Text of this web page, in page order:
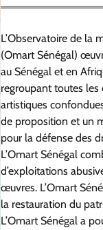
L’Observatoire de la
(Omart Sénégal)
au Sénégal et en
regroupant toutes les
artistiques
de proposition et un
pour la défense des
L’Omart Sénégal
d’exploitations
œuvres. L’Omart
la restauration du
L’Omart Sénégal a